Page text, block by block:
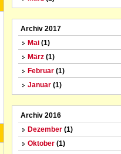
Archiv 2017
Mai(1)
März(1)
Februar(1)
Januar(1)
Archiv 2016
Dezember(1)
Oktober(1)